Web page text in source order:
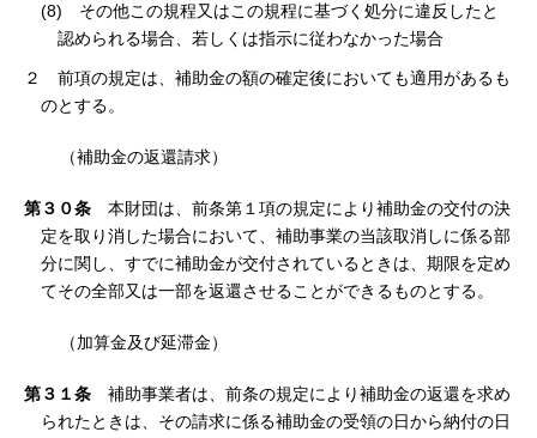
(8) その他この規程又はこの規程に基づく処分に違反したと
認められる場合、若しくは指示に従わなかった場合
２ 前項の規定は、補助金の額の確定後においても適用があるも
のとする。
（補助金の返還請求）
第３０条 本財団は、前条第１項の規定により補助金の交付の決
定を取り消した場合において、補助事業の当該取消しに係る部
分に関し、すでに補助金が交付されているときは、期限を定め
てその全部又は一部を返還させることができるものとする。
（加算金及び延滞金）
第３１条 補助事業者は、前条の規定により補助金の返還を求め
られたときは、その請求に係る補助金の受領の日から納付の日